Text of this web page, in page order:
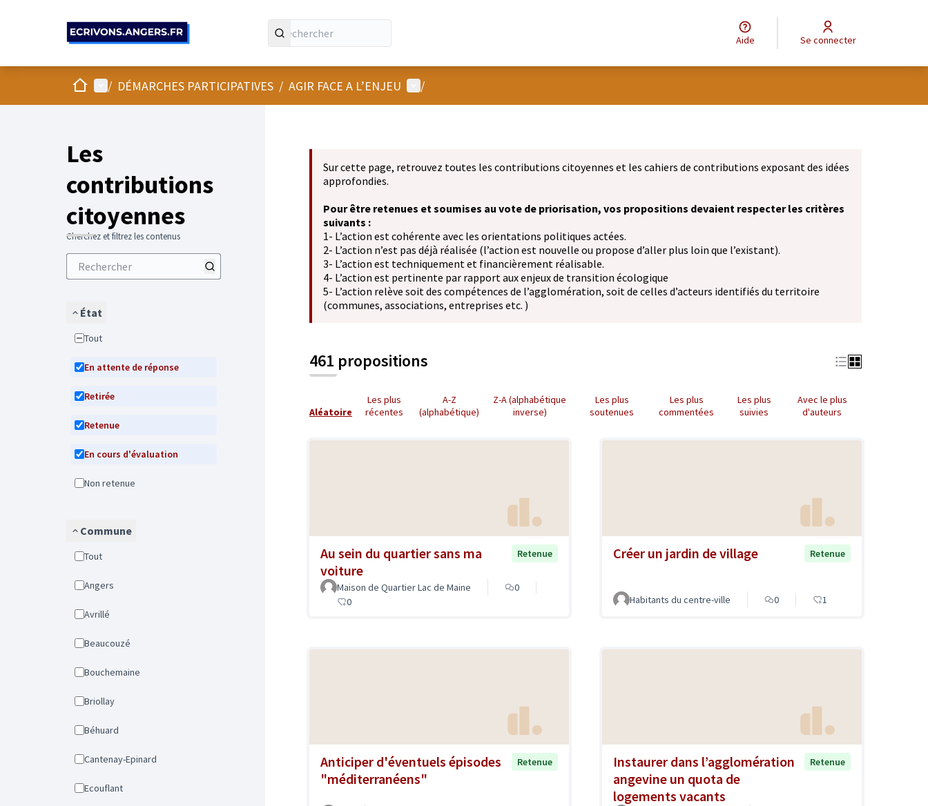
Aide Se connecter
AccueilMenu principal
/ DÉMARCHES PARTICIPATIVES / AGIR FACE A L’ENJEU Menu utilisateur
/
Les
contributions
citoyennes
Cherchez et filtrez les contenus
État
Tout
En attente de réponse
Retirée
Retenue
En cours d'évaluation
Non retenue
Commune
Tout
Angers
Avrillé
Beaucouzé
Bouchemaine
Briollay
Béhuard
Cantenay-Epinard
Ecouflant
Sur cette page, retrouvez toutes les contributions citoyennes et les cahiers de contributions exposant des idées
approfondies.
Pour être retenues et soumises au vote de priorisation, vos propositions devaient respecter les critères
suivants :
1- L’action est cohérente avec les orientations politiques actées.
2- L’action n’est pas déjà réalisée (l’action est nouvelle ou propose d’aller plus loin que l’existant).
3- L’action est techniquement et financièrement réalisable.
4- L’action est pertinente par rapport aux enjeux de transition écologique
5- L’action relève soit des compétences de l’agglomération, soit de celles d’acteurs identifiés du territoire
(communes, associations, entreprises etc. )
461 propositions
Aléatoire
Les plus
récentes
A-Z
(alphabétique)
Z-A (alphabétique
inverse)
Les plus
soutenues
Les plus
commentées
Les plus
suivies
Avec le plus
d'auteurs
Au sein du quartier sans ma
voiture
Retenue
Maison de Quartier Lac de Maine
0
0
Créer un jardin de village Retenue
Habitants du centre-ville 0 1
Anticiper d'éventuels épisodes
"méditerranéens"
Retenue
Instaurer dans l’agglomération
angevine un quota de
logements vacants
Retenue